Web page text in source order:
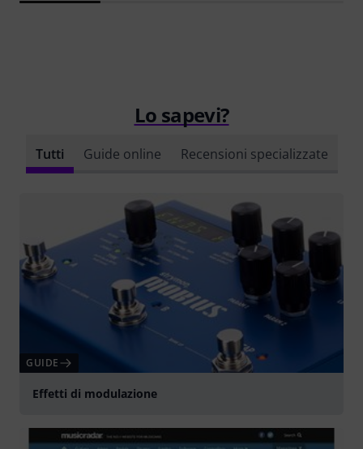
Lo sapevi?
Tutti Guide online Recensioni specializzate
GUIDE
Effetti di modulazione